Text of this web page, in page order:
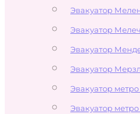
Эвакуатор
Эвакуатор
Эвакуатор
Эвакуатор
Эвакуатор
Эвакуатор